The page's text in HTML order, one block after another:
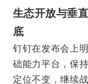
搞
生态开放与垂
底
钉钉在发布会上
础能力平台，保
定位不变，继续